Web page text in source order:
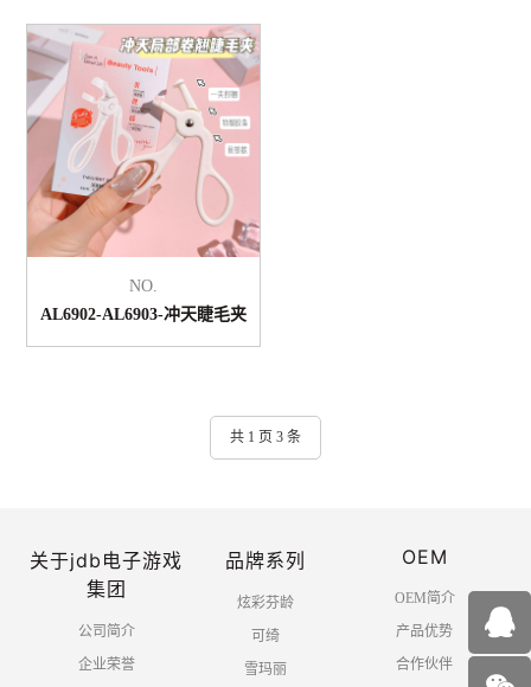
NO.
AL6902-AL6903-冲天睫毛夹
共 1 页 3 条
关于jdb电子游戏
集团
公司简介
企业荣誉
品牌系列
炫彩芬龄
可绮
雪玛丽
OEM
OEM简介
产品优势
合作伙伴